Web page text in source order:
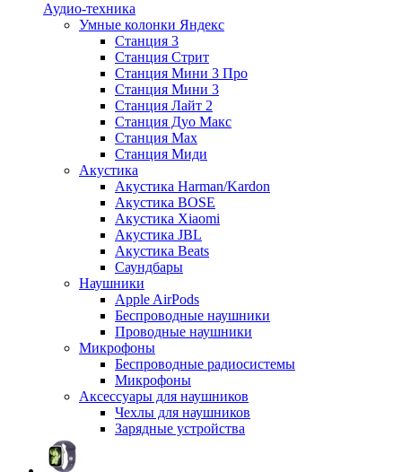
Аудио-техника
Умные колонки Яндекс
Станция 3
Станция Стрит
Станция Мини 3 Про
Станция Мини 3
Станция Лайт 2
Станция Дуо Макс
Станция Max
Станция Миди
Акустика
Акустика Harman/Kardon
Акустика BOSE
Акустика Xiaomi
Акустика JBL
Акустика Beats
Саундбары
Наушники
Apple AirPods
Беспроводные наушники
Проводные наушники
Микрофоны
Беспроводные радиосистемы
Микрофоны
Аксессуары для наушников
Чехлы для наушников
Зарядные устройства